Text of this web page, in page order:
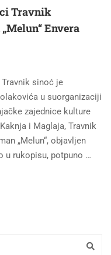
Travnik
Envera
sinoć je
u suorganizaciji
zajednice kulture
i Maglaja, Travnik
„Melun“, objavljen
u rukopisu, potpuno …